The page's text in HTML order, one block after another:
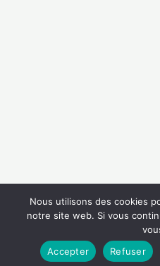
Nous utilisons des cookies
notre site web. Si vous
Accepter
Refuser